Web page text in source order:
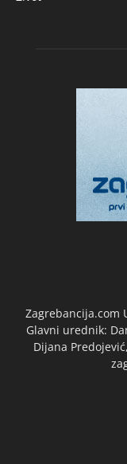
Zagrebancija.com
Glavni urednik:
Dijana